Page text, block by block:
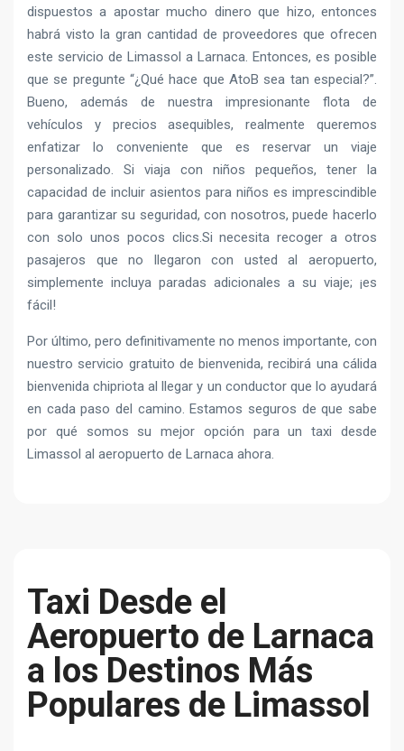
dispuestos a apostar mucho dinero que hizo, entonces
habrá visto la gran cantidad de proveedores que ofrecen
este servicio de Limassol a Larnaca. Entonces, es posible
que se pregunte “¿Qué hace que AtoB sea tan especial?”.
Bueno, además de nuestra impresionante flota de
vehículos y precios asequibles, realmente queremos
enfatizar lo conveniente que es reservar un viaje
personalizado. Si viaja con niños pequeños, tener la
capacidad de incluir asientos para niños es imprescindible
para garantizar su seguridad, con nosotros, puede hacerlo
con solo unos pocos clics.Si necesita recoger a otros
pasajeros que no llegaron con usted al aeropuerto,
simplemente incluya paradas adicionales a su viaje; ¡es
fácil!
Por último, pero definitivamente no menos importante, con
nuestro servicio gratuito de bienvenida, recibirá una cálida
bienvenida chipriota al llegar y un conductor que lo ayudará
en cada paso del camino. Estamos seguros de que sabe
por qué somos su mejor opción para un taxi desde
Limassol al aeropuerto de Larnaca ahora.
Taxi Desde el
Aeropuerto de Larnaca
a los Destinos Más
Populares de Limassol